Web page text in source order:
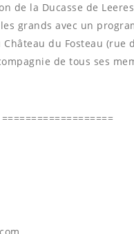
de la Ducasse de
grands avec un
du Fosteau (rue
de tous ses